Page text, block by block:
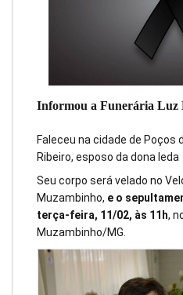
Informou a Funerária Luz
Faleceu na cidade de Poços
Ribeiro, esposo da dona Ieda
Seu corpo será velado no
Muzambinho, e o
terça-feira, 11/02, às 11h,
Muzambinho/MG.‍‌